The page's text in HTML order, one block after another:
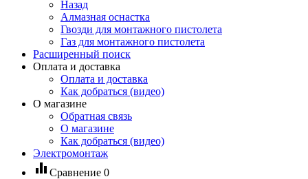
Назад
Алмазная оснастка
Гвозди для монтажного пистолета
Газ для монтажного пистолета
Расширенный поиск
Оплата и доставка
Оплата и доставка
Как добраться (видео)
О магазине
Обратная связь
О магазине
Как добраться (видео)
Электромонтаж
equalizer Сравнение 0